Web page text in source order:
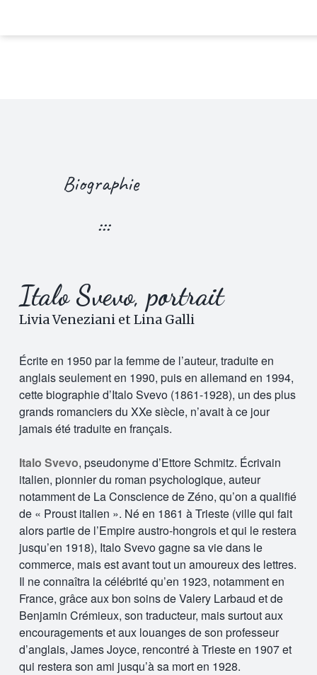
Biographie
:::
Italo Svevo, portrait
Livia Veneziani et Lina Galli
Écrite en 1950 par la femme de l’auteur, traduite en
anglais seulement en 1990, puis en allemand en 1994,
cette biographie d’Italo Svevo (1861-1928), un des plus
grands romanciers du XXe siècle, n’avait à ce jour
jamais été traduite en français.
Italo Svevo, pseudonyme d’Ettore Schmitz. Écrivain
italien, pionnier du roman psychologique, auteur
notamment de La Conscience de Zéno, qu’on a qualifié
de « Proust italien ». Né en 1861 à Trieste (ville qui fait
alors partie de l’Empire austro-hongrois et qui le restera
jusqu’en 1918), Italo Svevo gagne sa vie dans le
commerce, mais est avant tout un amoureux des lettres.
Il ne connaîtra la célébrité qu’en 1923, notamment en
France, grâce aux bon soins de Valery Larbaud et de
Benjamin Crémieux, son traducteur, mais surtout aux
encouragements et aux louanges de son professeur
d’anglais, James Joyce, rencontré à Trieste en 1907 et
qui restera son ami jusqu’à sa mort en 1928.